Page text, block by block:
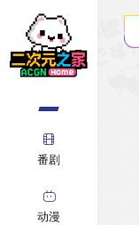
番剧
动漫